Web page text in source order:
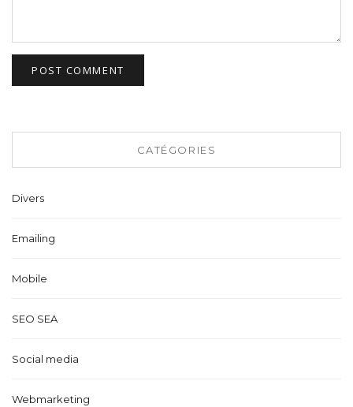
CATÉGORIES
Divers
Emailing
Mobile
SEO SEA
Social media
Webmarketing